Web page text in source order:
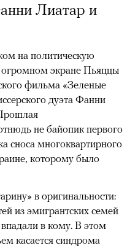
Лиатар и
на политическую
экране Пьяццы
фильма «Зеленые
дуэта Фанни
не байопик первого
сноса многоквартирного
которому было
в оригинальности:
из эмигрантских семей
в кому. В этом
касается синдрома